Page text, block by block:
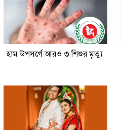
হাম উপসর্গে আরও ৩ শিশুর মৃত্যু